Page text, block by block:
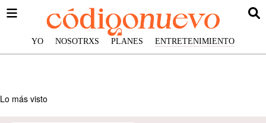
YO NOSOTRXS PLANES ENTRETENIMIENTO
Lo más visto